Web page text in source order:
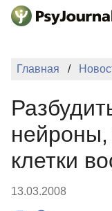
Перейти к основному
Главная
клетки
13.03.2008